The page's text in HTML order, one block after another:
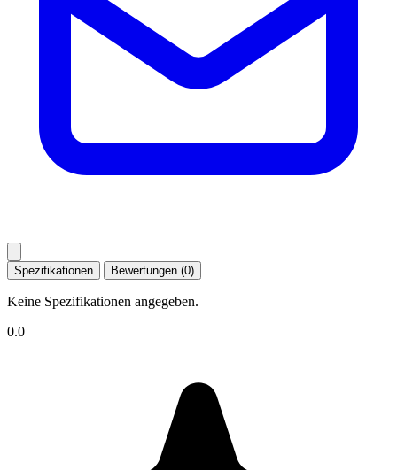
Spezifikationen Bewertungen (0)
Keine Spezifikationen angegeben.
0.0